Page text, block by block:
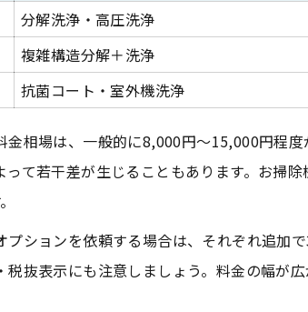
壁掛け型ならではの注意
失敗回避に役立つエアコン清
エアコンクリーニングで
作業前チェックリストで
壁掛けタイプに多いトラ
安心のための確認ポイン
壁掛けタイプ清掃でよくある
壁掛けエアコン料金の疑
分解洗浄・高圧洗浄
複雑構造分解＋洗浄
抗菌コート・室外機洗浄
相場は、一般的に8,000円～15,000円程
て若干差が生じることもあります。お掃
ションを依頼する場合は、それぞれ追
抜表示にも注意しましょう。料金の幅が